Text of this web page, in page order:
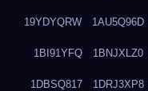
19YDYQRW 1AU5Q96D
1BI91YFQ 1BNJXLZ0
1DBSQ817 1DRJ3XP8